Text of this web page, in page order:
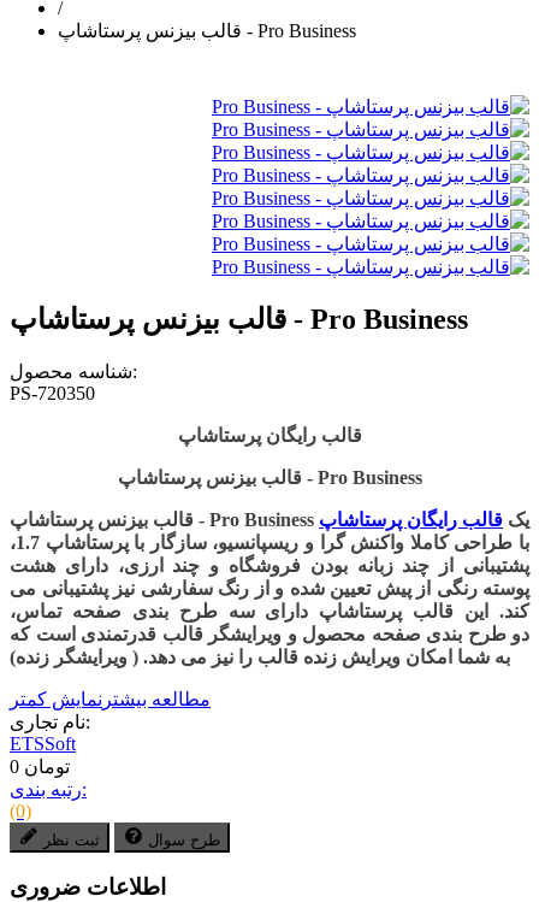
/
قالب بیزنس پرستاشاپ - Pro Business
قالب بیزنس پرستاشاپ - Pro Business
شناسه محصول:
PS-720350
قالب رایگان پرستاشاپ
قالب بیزنس پرستاشاپ - Pro Business
قالب بیزنس پرستاشاپ - Pro Business یک قالب رایگان پرستاشاپ
با طراحی کاملا واکنش گرا و ریسپانسیو، سازگار با پرستاشاپ 1.7،
پشتیبانی از چند زبانه بودن فروشگاه و چند ارزی، دارای هشت
پوسته رنگی از پیش تعیین شده و از رنگ سفارشی نیز پشتیبانی می
کند. این قالب پرستاشاپ دارای سه طرح بندی صفحه تماس،
دو طرح بندی صفحه محصول و ویرایشگر قالب قدرتمندی است که
به شما امکان ویرایش زنده قالب را نیز می دهد. ( ویرایشگر زنده)
مطالعه بیشتر نمایش کمتر
نام تجاری:
ETSSoft
0 تومان
رتبه بندی:
(0)
ثبت نظر طرح سوال
اطلاعات ضروری